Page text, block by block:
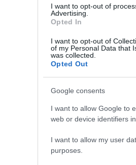
I want to opt-out of
Advertising.
Opted In
I want to opt-out of
of my Personal Data that
was collected.
Opted Out
Google consents
I want to allow Google to
web or device identifiers
I want to allow my user
purposes.